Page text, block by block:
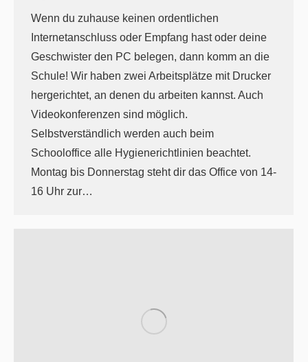
Wenn du zuhause keinen ordentlichen
Internetanschluss oder Empfang hast oder deine
Geschwister den PC belegen, dann komm an die
Schule! Wir haben zwei Arbeitsplätze mit Drucker
hergerichtet, an denen du arbeiten kannst. Auch
Videokonferenzen sind möglich.
Selbstverständlich werden auch beim
Schooloffice alle Hygienerichtlinien beachtet.
Montag bis Donnerstag steht dir das Office von 14-
16 Uhr zur…